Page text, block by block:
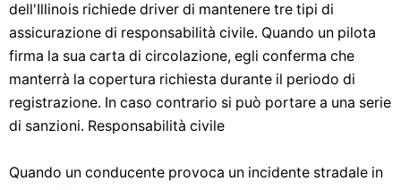
dell'Illinois richiede driver di mantenere tre tipi di
assicurazione di responsabilità civile. Quando un pilota
firma la sua carta di circolazione, egli conferma che
manterrà la copertura richiesta durante il periodo di
registrazione. In caso contrario si può portare a una serie
di sanzioni. Responsabilità civile
Quando un conducente provoca un incidente stradale in